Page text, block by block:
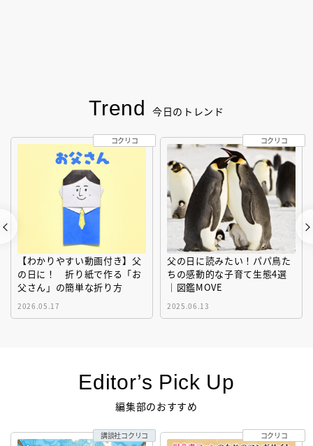
Trend 今日のトレンド
【わかりやすい動画付き】父
の日に！ 折り紙で作る「お
父さん」の簡単な折り方
2026.05.17
コクリコ
父の日に読みたい！パパ鳥た
ちの感動的な子育て生態4選
｜図鑑MOVE
2025.06.13
コクリコ
Editor’s Pick Up
編集部のおすすめ
講談社コクリコ コクリコ